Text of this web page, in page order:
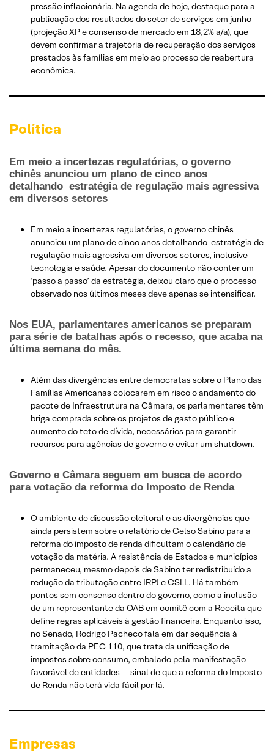
pressão inflacionária. Na agenda de hoje, destaque para a
publicação dos resultados do setor de serviços em junho
(projeção XP e consenso de mercado em 18,2% a/a), que
devem confirmar a trajetória de recuperação dos serviços
prestados às famílias em meio ao processo de reabertura
econômica.
Política
Em meio a incertezas regulatórias, o governo
chinês anunciou um plano de cinco anos
detalhando estratégia de regulação mais agressiva
em diversos setores
Em meio a incertezas regulatórias, o governo chinês
anunciou um plano de cinco anos detalhando estratégia de
regulação mais agressiva em diversos setores, inclusive
tecnologia e saúde. Apesar do documento não conter um
‘passo a passo’ da estratégia, deixou claro que o processo
observado nos últimos meses deve apenas se intensificar.
Nos EUA, parlamentares americanos se preparam
para série de batalhas após o recesso, que acaba na
última semana do mês.
Além das divergências entre democratas sobre o Plano das
Famílias Americanas colocarem em risco o andamento do
pacote de Infraestrutura na Câmara, os parlamentares têm
briga comprada sobre os projetos de gasto público e
aumento do teto de dívida, necessários para garantir
recursos para agências de governo e evitar um shutdown.
Governo e Câmara seguem em busca de acordo
para votação da reforma do Imposto de Renda
O ambiente de discussão eleitoral e as divergências que
ainda persistem sobre o relatório de Celso Sabino para a
reforma do imposto de renda dificultam o calendário de
votação da matéria. A resistência de Estados e municípios
permaneceu, mesmo depois de Sabino ter redistribuído a
redução da tributação entre IRPJ e CSLL. Há também
pontos sem consenso dentro do governo, como a inclusão
de um representante da OAB em comitê com a Receita que
define regras aplicáveis à gestão financeira. Enquanto isso,
no Senado, Rodrigo Pacheco fala em dar sequência à
tramitação da PEC 110, que trata da unificação de
impostos sobre consumo, embalado pela manifestação
favorável de entidades — sinal de que a reforma do Imposto
de Renda não terá vida fácil por lá.
Empresas